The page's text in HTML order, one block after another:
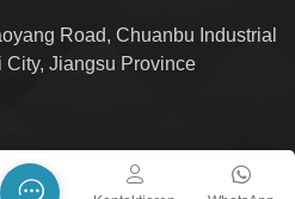
Road, Chuanbu Industrial
City, Jiangsu Province
Sitemap